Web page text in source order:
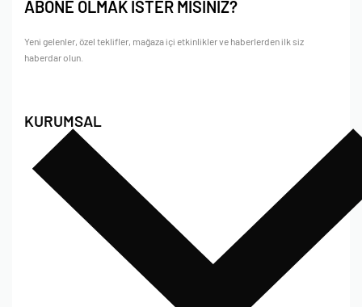
KURUMSAL
ABONE OLMAK İSTER MİSİNİZ?
Yeni gelenler, özel teklifler, mağaza içi etkinlikler ve haberlerden ilk siz
haberdar olun.